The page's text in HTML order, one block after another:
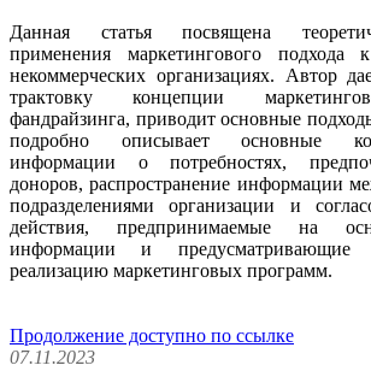
Данная статья посвящена
применения маркетингового подхода
некоммерческих организациях. Автор
трактовку концепции
фандрайзинга, приводит основные
подробно описывает основные
информации о потребностях,
доноров, распространение информации
подразделениями организации и
действия, предпринимаемые на
информации и предусматривающие
реализацию маркетинговых программ.
Продолжение доступно по ссылке
07.11.2023